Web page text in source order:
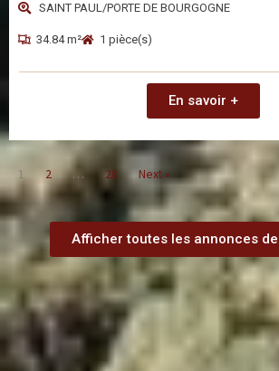
SAINT PAUL/PORTE DE BOURGOGNE
34.84 m² 1 pièce(s)
En savoir +
1 2 … 28 Next »
Afficher toutes les annonces